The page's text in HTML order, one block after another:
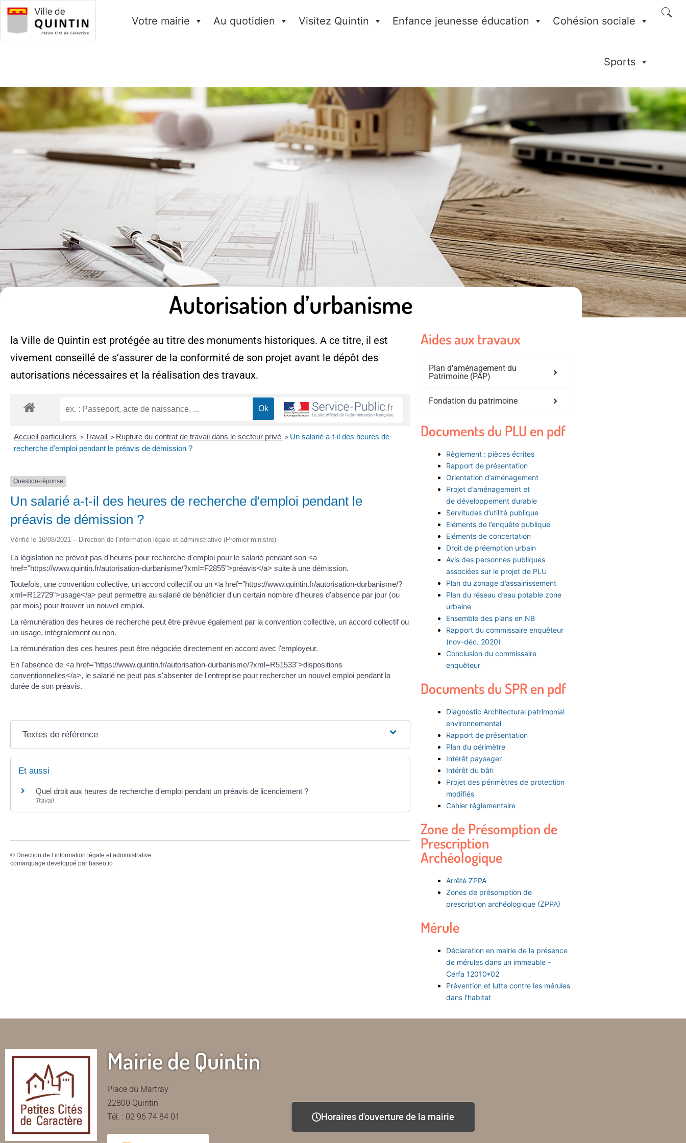
Votre mairie Au quotidien Visitez Quintin Enfance jeunesse éducation Cohésion sociale
Sports
Autorisation d’urbanisme
la Ville de Quintin est protégée au titre des monuments historiques. A ce titre, il est
vivement conseillé de s’assurer de la conformité de son projet avant le dépôt des
autorisations nécessaires et la réalisation des travaux.
Accueil particuliers > Travail > Rupture du contrat de travail dans le secteur privé > Un salarié a-t-il des heures de
recherche d'emploi pendant le préavis de démission ?
Question-réponse
Un salarié a-t-il des heures de recherche d'emploi pendant le
préavis de démission ?
Vérifié le 16/08/2021 – Direction de l'information légale et administrative (Premier ministre)
La législation ne prévoit pas d'heures pour recherche d'emploi pour le salarié pendant son <a
href="https://www.quintin.fr/autorisation-durbanisme/?xml=F2855">préavis</a> suite à une démission.
Toutefois, une convention collective, un accord collectif ou un <a href="https://www.quintin.fr/autorisation-durbanisme/?
xml=R12729">usage</a> peut permettre au salarié de bénéficier d'un certain nombre d'heures d'absence par jour (ou
par mois) pour trouver un nouvel emploi.
La rémunération des heures de recherche peut être prévue également par la convention collective, un accord collectif ou
un usage, intégralement ou non.
La rémunération des ces heures peut être négociée directement en accord avec l'employeur.
En l'absence de <a href="https://www.quintin.fr/autorisation-durbanisme/?xml=R51533">dispositions
conventionnelles</a>, le salarié ne peut pas s'absenter de l'entreprise pour rechercher un nouvel emploi pendant la
durée de son préavis.
Textes de référence
Et aussi
Quel droit aux heures de recherche d'emploi pendant un préavis de licenciement ?
Travail
© Direction de l’information légale et administrative
comarquage developpé par baseo.io
Aides aux travaux
Plan d'aménagement du
Patrimoine (PAP)
Fondation du patrimoine
Documents du PLU en pdf
Règlement : pièces écrites
Rapport de présentation
Orientation d’aménagement
Projet d’aménagement et
de développement durable
Servitudes d’utilité publique
Eléments de l’enquête publique
Eléments de concertation
Droit de préemption urbain
Avis des personnes publiques
associées sur le projet de PLU
Plan du zonage d’assainissement
Plan du réseau d’eau potable zone
urbaine
Ensemble des plans en NB
Rapport du commissaire enquêteur
(nov-déc. 2020)
Conclusion du commissaire
enquêteur
Documents du SPR en pdf
Diagnostic Architectural patrimonial
environnemental
Rapport de présentation
Plan du périmètre
Intérêt paysager
Intérêt du bâti
Projet des périmètres de protection
modifiés
Cahier réglementaire
Zone de Présomption de
Prescription
Archéologique
Arrêté ZPPA
Zones de présomption de
prescription archéologique (ZPPA)
Mérule
Déclaration en mairie de la présence
de mérules dans un immeuble –
Cerfa 12010*02
Prévention et lutte contre les mérules
dans l’habitat
Mairie de Quintin
Place du Martray
22800 Quintin
Tél. : 02 96 74 84 01
Horaires d'ouverture de la mairie